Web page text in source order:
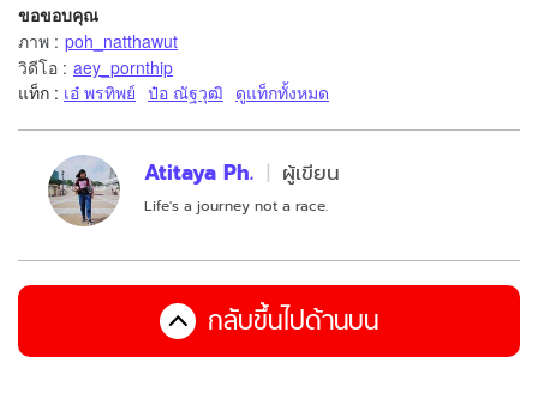
ขอขอบคุณ
ภาพ : poh_natthawut
วิดีโอ : aey_pornthip
แท็ก : เอ๋ พรทิพย์ ป๋อ ณัฐวุฒิ ดูแท็กทั้งหมด
Atitaya Ph. ผู้เขียน
Life's a journey not a race.
กลับขึ้นไปด้านบน